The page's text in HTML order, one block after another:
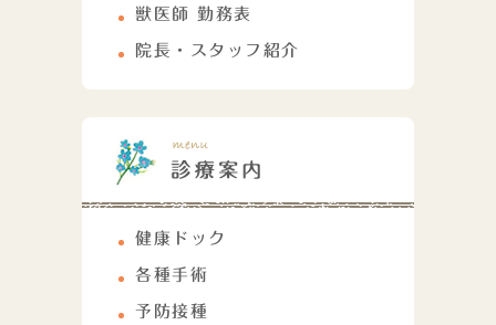
獣医師 勤務表
院長・スタッフ紹介
健康ドック
各種手術
予防接種